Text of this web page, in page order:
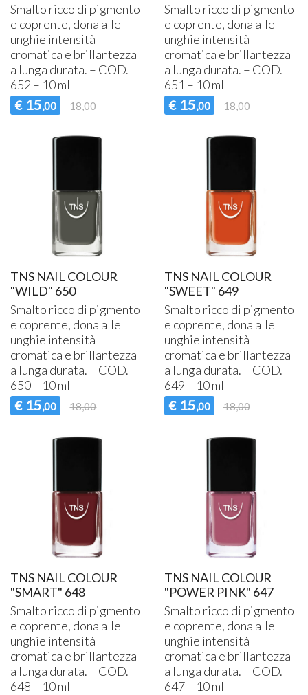
Smalto ricco di pigmento
e coprente, dona alle
unghie intensità
cromatica e brillantezza
a lunga durata. – COD.
652 – 10 ml
€ 15,00 18,00
Smalto ricco di pigmento
e coprente, dona alle
unghie intensità
cromatica e brillantezza
a lunga durata. – COD.
651 – 10 ml
€ 15,00 18,00
TNS NAIL COLOUR
"WILD" 650
Smalto ricco di pigmento
e coprente, dona alle
unghie intensità
cromatica e brillantezza
a lunga durata. – COD.
650 – 10 ml
€ 15,00 18,00
TNS NAIL COLOUR
"SWEET" 649
Smalto ricco di pigmento
e coprente, dona alle
unghie intensità
cromatica e brillantezza
a lunga durata. – COD.
649 – 10 ml
€ 15,00 18,00
TNS NAIL COLOUR
"SMART" 648
Smalto ricco di pigmento
e coprente, dona alle
unghie intensità
cromatica e brillantezza
a lunga durata. – COD.
648 – 10 ml
TNS NAIL COLOUR
"POWER PINK" 647
Smalto ricco di pigmento
e coprente, dona alle
unghie intensità
cromatica e brillantezza
a lunga durata. – COD.
647 – 10 ml